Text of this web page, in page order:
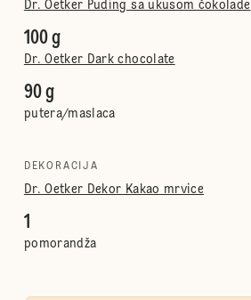
Dr. Oetker Puding sa ukusom čokolade
100 g
Dr. Oetker Dark chocolate
90 g
putera/maslaca
DEKORACIJA
Dr. Oetker Dekor Kakao mrvice
1
pomorandža